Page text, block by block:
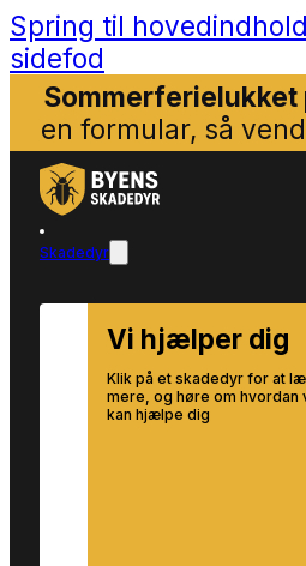
Spring til hovedindhold
sidefod
Sommerferielukket
en formular, så
Skadedyr
Vi hjælper dig
Klik på et skadedyr for at
mere, og høre om hvordan
kan hjælpe dig